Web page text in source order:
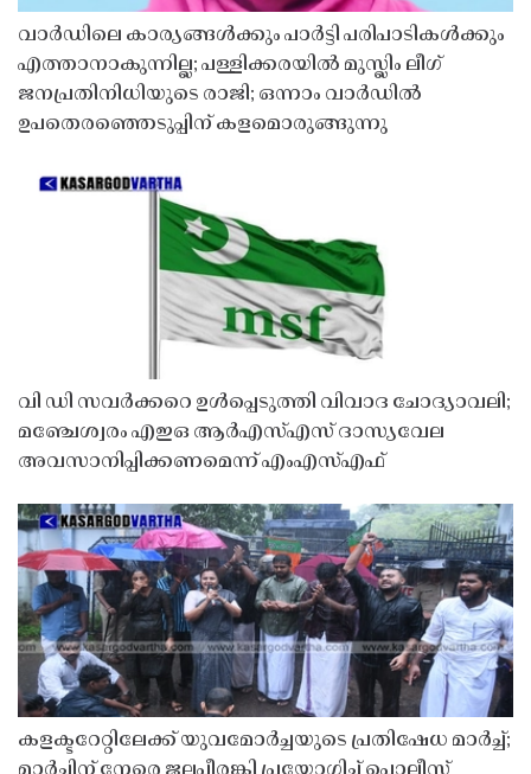
വാർഡിലെ കാര്യങ്ങൾക്കും പാർട്ടി പരിപാടികൾക്കും
എത്താനാകുന്നില്ല; പള്ളിക്കരയിൽ മുസ്ലിം ലീഗ്
ജനപ്രതിനിധിയുടെ രാജി; ഒന്നാം വാർഡിൽ
ഉപതെരഞ്ഞെടുപ്പിന് കളമൊരുങ്ങുന്നു
വി ഡി സവർക്കറെ ഉൾപ്പെടുത്തി വിവാദ ചോദ്യാവലി;
മഞ്ചേശ്വരം എഇഒ ആർഎസ്എസ് ദാസ്യവേല
അവസാനിപ്പിക്കണമെന്ന് എംഎസ്എഫ്
കളക്ടറേറ്റിലേക്ക് യുവമോർച്ചയുടെ പ്രതിഷേധ മാർച്ച്;